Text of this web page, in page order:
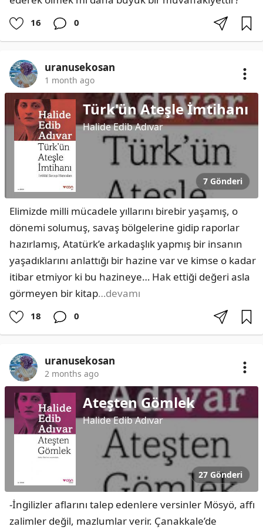
16 0
uranusekosan
1 month ago
Türk'ün Ateşle İmtihanı
Halide Edib Adıvar
7 Gönderi
Elimizde milli mücadele yıllarını birebir yaşamış, o
dönemi solumuş, savaş bölgelerine gidip raporlar
hazırlamış, Atatürk’e arkadaşlık yapmış bir insanın
yaşadıklarını anlattığı bir hazine var ve kimse o kadar
itibar etmiyor ki bu hazineye… Hak ettiği değeri asla
görmeyen bir kitap…devamı
18 0
uranusekosan
2 months ago
Ateşten Gömlek
Halide Edib Adıvar
27 Gönderi
-İngilizler aflarını talep edenlere versinler Mösyö, affı
zalimler değil, mazlumlar verir. Çanakkale’de